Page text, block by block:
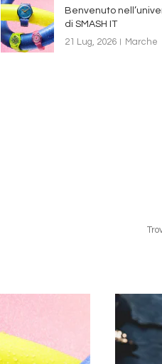
Benvenuto
di SMASH IT
21 Lug, 2026
Marche
Immagine